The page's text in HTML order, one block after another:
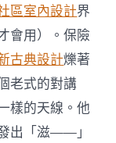
區室內設計界
會用）。保險
古典設計爍著
老式的對講
樣的天線。他
出「滋——」